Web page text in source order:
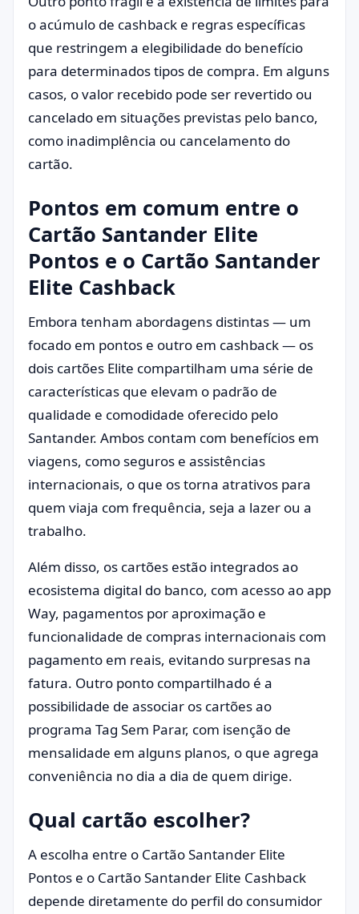
o acúmulo de cashback e regras específicas
que restringem a elegibilidade do benefício
para determinados tipos de compra. Em alguns
casos, o valor recebido pode ser revertido ou
cancelado em situações previstas pelo banco,
como inadimplência ou cancelamento do
cartão.
Pontos em comum entre o
Cartão Santander Elite
Pontos e o Cartão Santander
Elite Cashback
Embora tenham abordagens distintas — um
focado em pontos e outro em cashback — os
dois cartões Elite compartilham uma série de
características que elevam o padrão de
qualidade e comodidade oferecido pelo
Santander. Ambos contam com benefícios em
viagens, como seguros e assistências
internacionais, o que os torna atrativos para
quem viaja com frequência, seja a lazer ou a
trabalho.
Além disso, os cartões estão integrados ao
ecosistema digital do banco, com acesso ao app
Way, pagamentos por aproximação e
funcionalidade de compras internacionais com
pagamento em reais, evitando surpresas na
fatura. Outro ponto compartilhado é a
possibilidade de associar os cartões ao
programa Tag Sem Parar, com isenção de
mensalidade em alguns planos, o que agrega
conveniência no dia a dia de quem dirige.
Qual cartão escolher?
A escolha entre o Cartão Santander Elite
Pontos e o Cartão Santander Elite Cashback
depende diretamente do perfil do consumidor